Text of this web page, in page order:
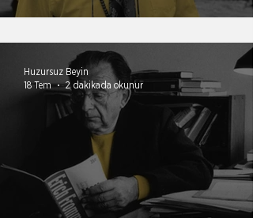
Huzursuz Beyin
18 Tem
2 dakikada okunur